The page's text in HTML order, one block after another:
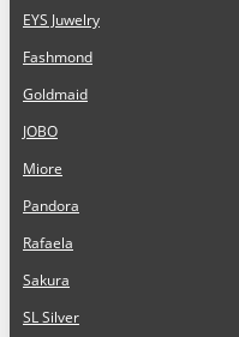
EYS Juwelry
Fashmond
Goldmaid
JOBO
Miore
Pandora
Rafaela
Sakura
SL Silver